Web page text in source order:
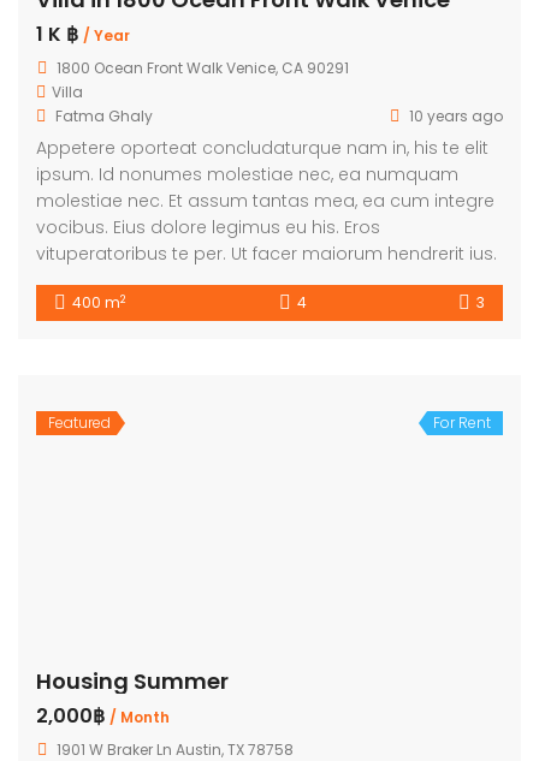
1 K ฿ / Year
1800 Ocean Front Walk Venice, CA 90291
Villa
Fatma Ghaly
10 years ago
Appetere oporteat concludaturque nam in, his te elit
ipsum. Id nonumes molestiae nec, ea numquam
molestiae nec. Et assum tantas mea, ea cum integre
vocibus. Eius dolore legimus eu his. Eros
vituperatoribus te per. Ut facer maiorum hendrerit ius.
400 m2 4 3
Featured For Rent
Housing Summer
2,000฿ / Month
1901 W Braker Ln Austin, TX 78758